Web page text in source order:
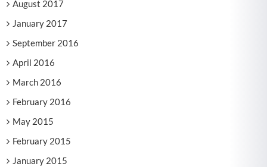
August 2017
January 2017
September 2016
April 2016
March 2016
February 2016
May 2015
February 2015
January 2015